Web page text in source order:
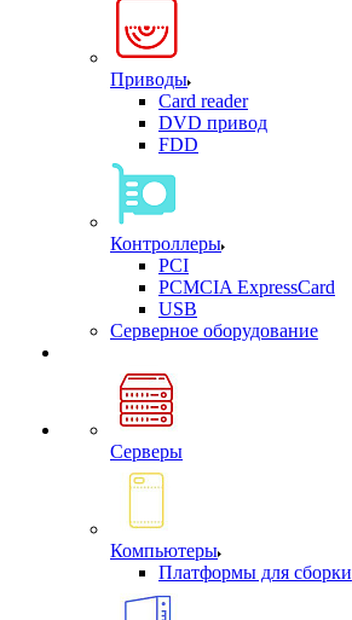
Приводы
Card reader
DVD привод
FDD
Контроллеры
PCI
PCMCIA ExpressCard
USB
Cерверное оборудование
Серверы
Компьютеры
Платформы для сборки